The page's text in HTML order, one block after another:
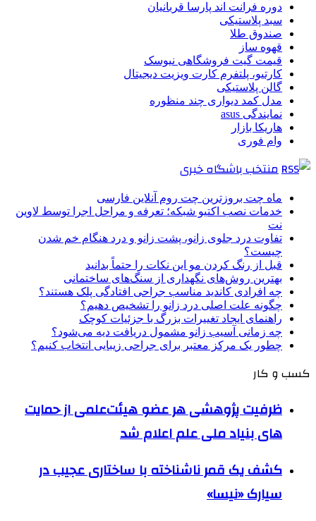
دوره فرانت اند پارسا قربانیان
سبد پلاستیکی
صندوق طلا
قهوه ساز
قیمت گیت فروشگاهی نیوسک
کارتیو، پلتفرم کارت ویزیت دیجیتال
گالن پلاستیکی
مدل کمد دیواری چند منظوره
نمایندگی asus
هاریکا بازار
وام فوری
منتخب باشگاه خبری
ماه چت بروزترین چت روم آنلاین فارسی
خدمات نصب اکتیو شبکه؛ تعرفه و مراحل اجرا توسط لاوین
نت
تفاوت درد جلوی زانو، پشت زانو و درد هنگام خم شدن
چیست؟
قبل از رنگ کردن مو این نکات را حتماً بدانید
بهترین روش‌های نگهداری از سنگ‌های ساختمانی
چه افرادی کاندید مناسب جراحی افتادگی پلک هستند؟
چگونه علت اصلی درد زانو را تشخیص دهیم؟
راهنمای ایجاد تغییرات بزرگ با جزئیات کوچک
چه زمانی آسیب زانو مشمول دریافت دیه می‌شود؟
چطور یک مرکز معتبر برای جراحی زیبایی انتخاب کنیم؟
کسب و کار
ظرفیت پژوهشی هر عضو هیئت‌علمی از حمایت
های بنیاد ملی علم اعلام شد
کشف یک قمر ناشناخته با ساختاری عجیب در
سیارک «نیسا»